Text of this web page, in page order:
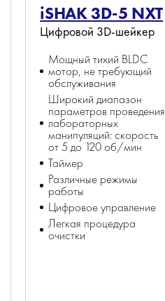
iSHAK 3D-5 NXT
Цифровой 3D-шейкер
Мощный тихий BLDC
мотор, не требующий
обслуживания
Широкий диапазон
параметров проведения
лабораторных
манипуляций: скорость
от 5 до 120 об/мин
Таймер
Различные режимы
работы
Цифровое управление
Легкая процедура
очистки